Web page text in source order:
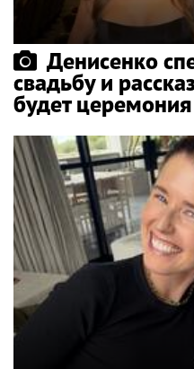
Денисенко
свадьбу и
будет церемония